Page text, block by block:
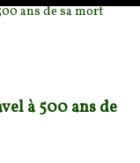
à 500 ans de